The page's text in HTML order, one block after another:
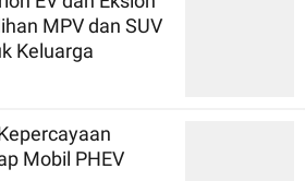
MPV dan SUV
Keluarga
Mobil PHEV